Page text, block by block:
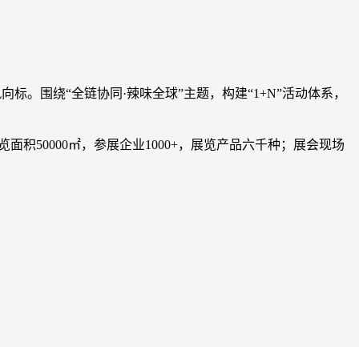
。围绕“全链协同·辣味全球”主题，构建“1+N”活动体系，
积50000㎡，参展企业1000+，展览产品六千种；展会现场